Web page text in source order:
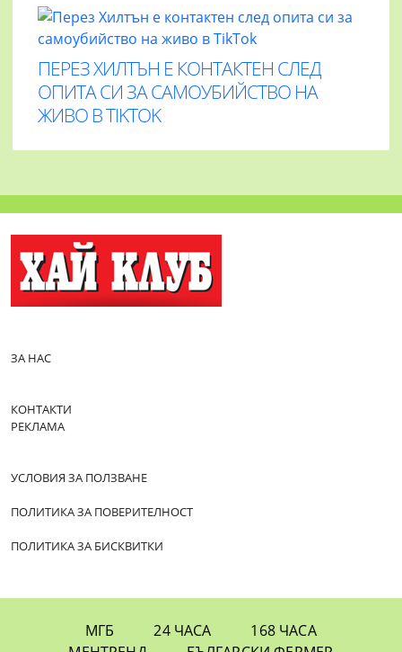
ПЕРЕЗ ХИЛТЪН Е КОНТАКТЕН СЛЕД
ОПИТА СИ ЗА САМОУБИЙСТВО НА
ЖИВО В TIKTOK
ЗА НАС
КОНТАКТИ
РЕКЛАМА
УСЛОВИЯ ЗА ПОЛЗВАНЕ
ПОЛИТИКА ЗА ПОВЕРИТЕЛНОСТ
ПОЛИТИКА ЗА БИСКВИТКИ
МГБ 24 ЧАСА
168 ЧАСА